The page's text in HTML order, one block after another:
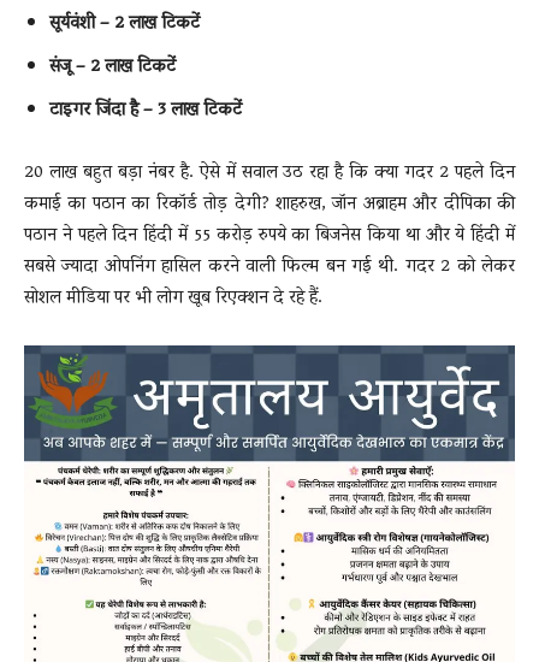
सूर्यवंशी – 2 लाख टिकटें
संजू – 2 लाख टिकटें
टाइगर जिंदा है – 3 लाख टिकटें
20 लाख बहुत बड़ा नंबर है. ऐसे में सवाल उठ रहा है कि क्या गदर 2 पहले दिन
कमाई का पठान का रिकॉर्ड तोड़ देगी? शाहरुख, जॉन अब्राहम और दीपिका की
पठान ने पहले दिन हिंदी में 55 करोड़ रुपये का बिजनेस किया था और ये हिंदी में
सबसे ज्यादा ओपनिंग हासिल करने वाली फिल्म बन गई थी. गदर 2 को लेकर
सोशल मीडिया पर भी लोग खूब रिएक्शन दे रहे हैं.